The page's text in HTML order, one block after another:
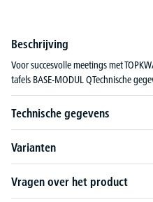
Beschrijving
Voor succesvolle meetings met
tafels BASE-MODUL QTechnische
Technische gegevens
Varianten
Vragen over het product